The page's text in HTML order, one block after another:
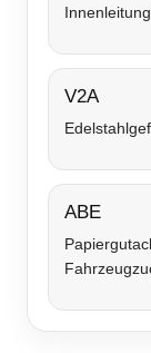
V2A
ABE